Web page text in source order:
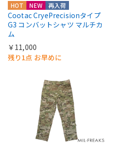
HOT NEW 再入荷
Cootac CryePrecisionタイプ
G3 コンバットシャツ マルチカ
ム
￥11,000
残り1点 お早めに